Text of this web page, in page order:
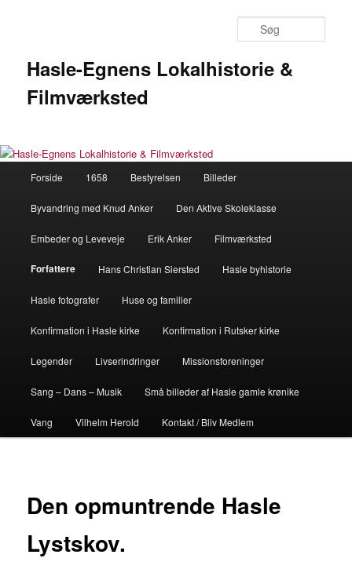
Hasle-Egnens Lokalhistorie &
Filmværksted
Forside 1658 Bestyrelsen Billeder
Byvandring med Knud Anker Den Aktive Skoleklasse
Embeder og Leveveje Erik Anker Filmværksted
Forfattere Hans Christian Siersted Hasle byhistorie
Hasle fotografer Huse og familier
Konfirmation i Hasle kirke Konfirmation i Rutsker kirke
Legender Livserindringer Missionsforeninger
Sang – Dans – Musik Små billeder af Hasle gamle krønike
Vang Vilhelm Herold Kontakt / Bliv Medlem
Den opmuntrende Hasle
Lystskov.